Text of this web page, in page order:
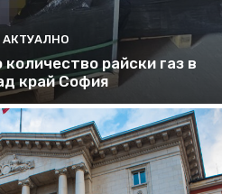
АКТУАЛНО
райски газ в
край София